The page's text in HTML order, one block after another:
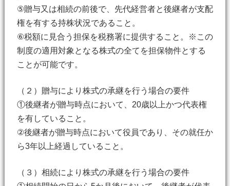
⑤贈与又は相続の前後で、先代経営者と後継者が支配
権を有する持株状況であること。
⑥税額に見合う担保を税務署に提供すること。※この
制度の適用対象となる株式の全てを担保物件とする
ことが可能です。
（２）贈与により株式の承継を行う場合の要件
①後継者が贈与時点において、20歳以上かつ代表権
を有していること。
②後継者が贈与時点において役員であり、その就任か
ら3年以上経過していること。
（３）相続により株式の承継を行う場合の要件